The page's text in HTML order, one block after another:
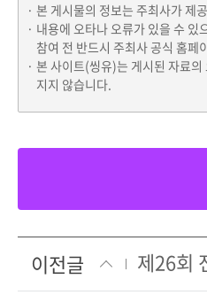
본 게시물의 정보는 주최사가 제
내용에 오타나 오류가 있을 수 있
참여 전 반드시 주최사 공식 홈페
본 사이트(씽유)는 게시된 자료
지지 않습니다.
이전글 제26회